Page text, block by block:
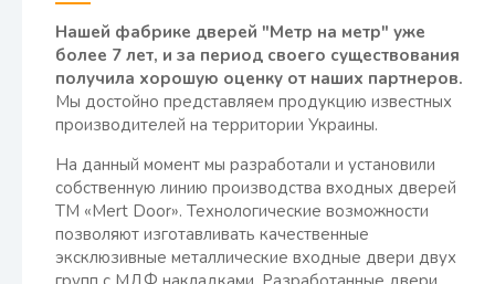
Нашей фабрике дверей "Метр на метр" уже
более 7 лет, и за период своего существования
получила хорошую оценку от наших партнеров.
Мы достойно представляем продукцию известных
производителей на территории Украины.
На данный момент мы разработали и установили
собственную линию производства входных дверей
ТМ «Mert Door». Технологические возможности
позволяют изготавливать качественные
эксклюзивные металлические входные двери двух